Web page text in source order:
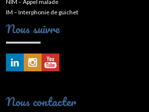
NIM – Appel malade
IM – Interphonie de guichet
Nous suivre
Nous contacter